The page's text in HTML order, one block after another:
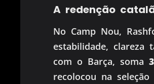
A redenção
No Camp Nou,
estabilidade,
com o Barça, soma
recolocou na